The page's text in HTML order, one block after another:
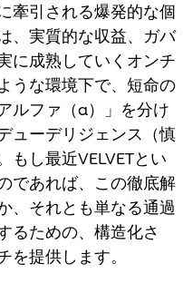
牽引される爆発的な個
、実質的な収益、ガバ
に成熟していくオンチ
うな環境下で、短命の
ルファ（α）」を分け
ューデリジェンス（慎
もし最近VELVETとい
であれば、この徹底解
、それとも単なる通過
るための、構造化さ
を提供します。